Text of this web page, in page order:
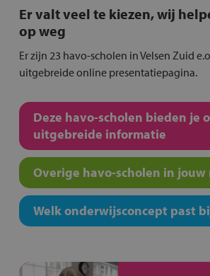
Er valt veel te kiezen, wij
op weg
Er zijn 23 havo-scholen in Velsen Zuid
uitgebreide online presentatiepagina.
Deze havo-scholen bieden je
uitgebreide informatie
Overige havo-scholen in jouw
Welk onderwijsconcept past